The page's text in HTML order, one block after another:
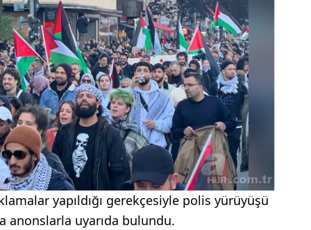
yapıldığı gerekçesiyle polis yürüyüşü
anonslarla uyarıda bulundu.